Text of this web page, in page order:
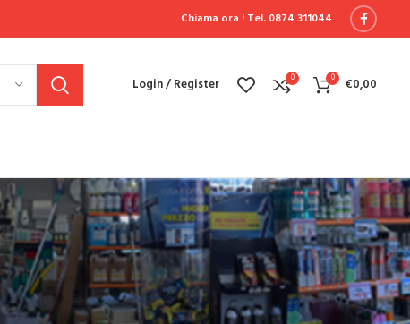
Chiama ora ! Tel. 0874 311044
Login / Register 0 0 €0,00